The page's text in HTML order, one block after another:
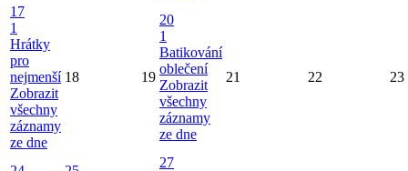
17
1
Hrátky
pro
nejmenší
Zobrazit
všechny
záznamy
ze dne
18 19
20
1
Batikování
oblečení
Zobrazit
všechny
záznamy
ze dne
21 22 23
27